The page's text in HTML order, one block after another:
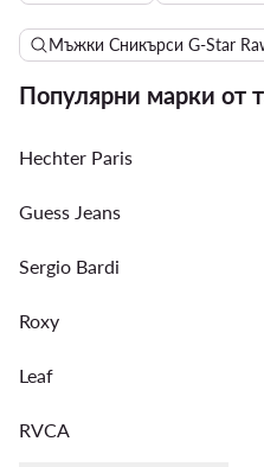
Мъжки Сникърси G-Star
Популярни марки от
Hechter Paris
Guess Jeans
Sergio Bardi
Roxy
Leaf
RVCA